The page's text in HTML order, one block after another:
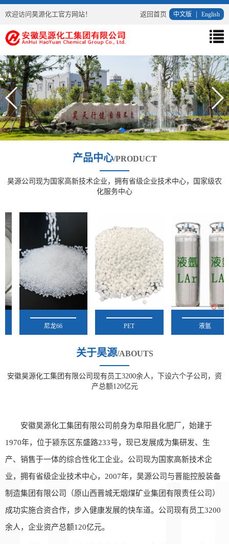
欢迎访问昊源化工官方网站！ 中文版 English
返回首页
导
航
菜
单
产品中心/PRODUCT
昊源公司现为国家高新技术企业，拥有省级企业技术中心，国家级农
化服务中心
尼龙66 PET 液氩
关于昊源/ABOUTS
安徽昊源化工集团有限公司现有员工3200余人，下设六个子公司，资
产总额120亿元
安徽昊源化工集团有限公司前身为阜阳县化肥厂，始建于
1970年，位于颍东区东盛路233号，现已发展成为集研发、生
产、销售于一体的综合性化工企业。公司现为国家高新技术企
业，拥有省级企业技术中心，2007年，昊源公司与晋能控股装备
制造集团有限公司（原山西晋城无烟煤矿业集团有限责任公司）
成功实施合资合作，步入健康发展的快车道。公司现有员工3200
余人，企业资产总额120亿元。